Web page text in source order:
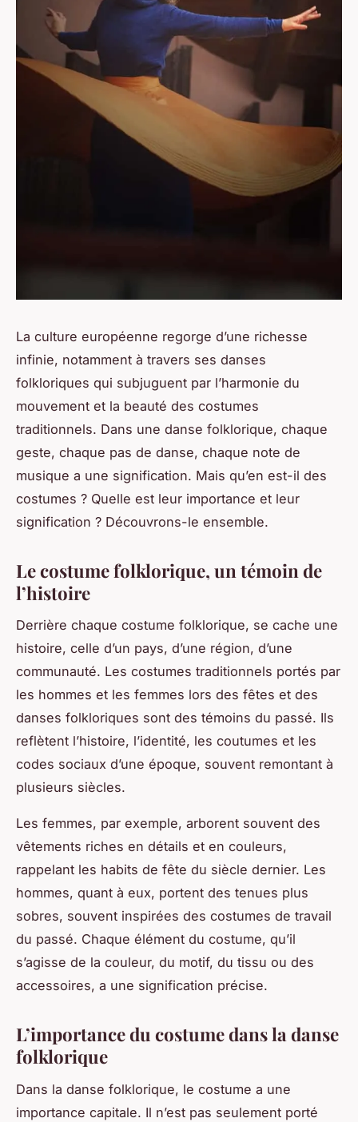
La culture européenne regorge d’une richesse
infinie, notamment à travers ses danses
folkloriques qui subjuguent par l’harmonie du
mouvement et la beauté des costumes
traditionnels. Dans une danse folklorique, chaque
geste, chaque pas de danse, chaque note de
musique a une signification. Mais qu’en est-il des
costumes ? Quelle est leur importance et leur
signification ? Découvrons-le ensemble.
Le costume folklorique, un témoin de
l’histoire
Derrière chaque costume folklorique, se cache une
histoire, celle d’un pays, d’une région, d’une
communauté. Les costumes traditionnels portés par
les hommes et les femmes lors des fêtes et des
danses folkloriques sont des témoins du passé. Ils
reflètent l’histoire, l’identité, les coutumes et les
codes sociaux d’une époque, souvent remontant à
plusieurs siècles.
Les femmes, par exemple, arborent souvent des
vêtements riches en détails et en couleurs,
rappelant les habits de fête du siècle dernier. Les
hommes, quant à eux, portent des tenues plus
sobres, souvent inspirées des costumes de travail
du passé. Chaque élément du costume, qu’il
s’agisse de la couleur, du motif, du tissu ou des
accessoires, a une signification précise.
L’importance du costume dans la danse
folklorique
Dans la danse folklorique, le costume a une
importance capitale. Il n’est pas seulement porté